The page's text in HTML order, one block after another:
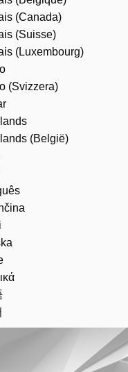
(Canada)
(Suisse)
(Luxembourg)
(Svizzera)
(België)